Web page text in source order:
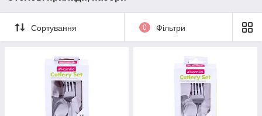
Сортування 0 Фільтри